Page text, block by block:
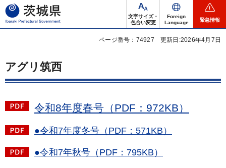
茨城県
文字サイズ・
色合い変更
Foreign
Language
緊急情報
ページ番号：74927 更新日:2026年4月7日
アグリ筑西
令和8年度春号（PDF：972KB）
●令和7年度冬号（PDF：571KB）
●令和7年秋号（PDF：795KB）